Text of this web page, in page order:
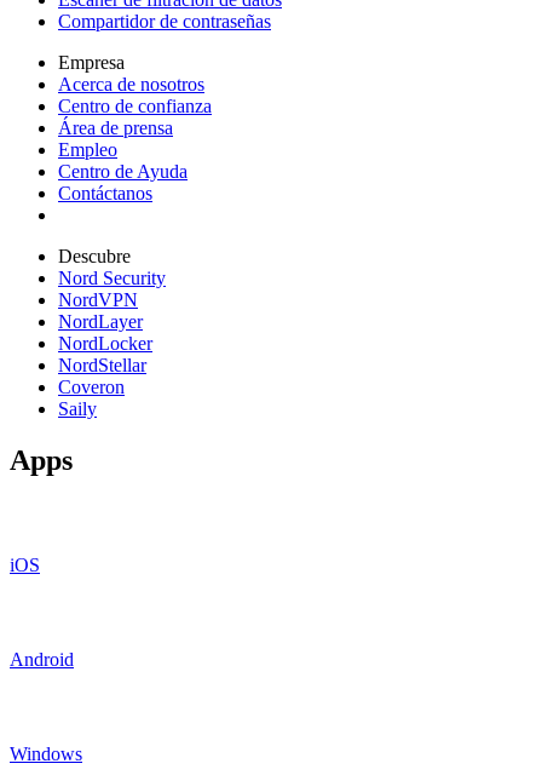
Compartidor de contraseñas
Empresa
Acerca de nosotros
Centro de confianza
Área de prensa
Empleo
Centro de Ayuda
Contáctanos
Descubre
Nord Security
NordVPN
NordLayer
NordLocker
NordStellar
Coveron
Saily
Apps
iOS
Android
Windows